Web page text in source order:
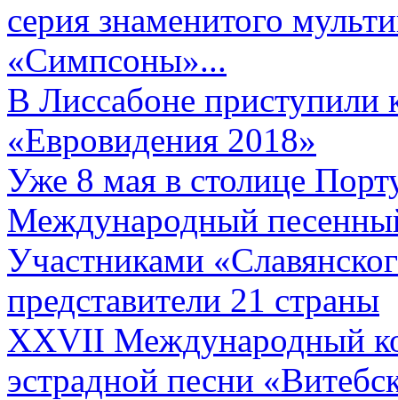
серия знаменитого
«Симпсоны»...
В Лиссабоне приступили
«Евровидения 2018»
Уже 8 мая в столице
Международный
Участниками
представители 21 страны
XXVII Международный
эстрадной песни